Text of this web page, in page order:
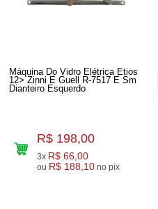
Máquina Do Vidro Elétrica Etios
12> Zinni E Guell R-7517 E Sm
Dianteiro Esquerdo
R$ 198,00
3x R$ 66,00
ou R$ 188,10 no pix